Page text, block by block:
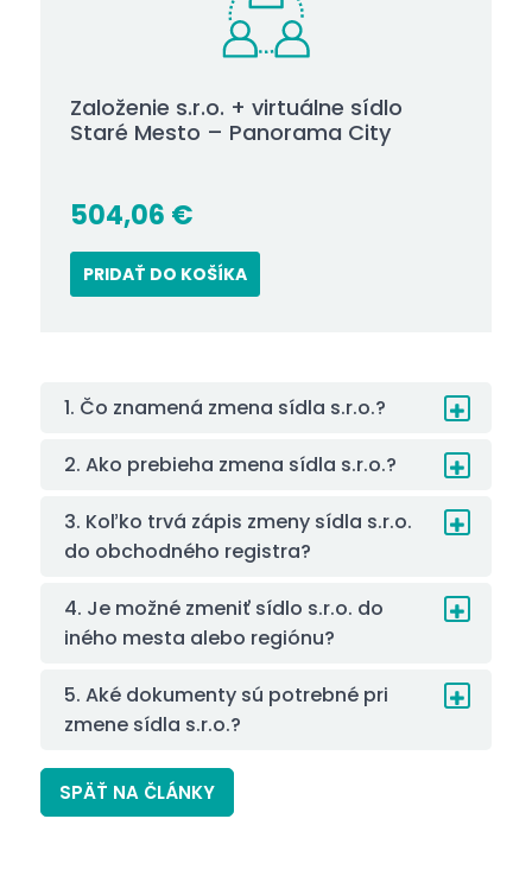
Založenie s.r.o. + virtuálne sídlo
Staré Mesto – Panorama City
504,06 €
PRIDAŤ DO KOŠÍKA
1. Čo znamená zmena sídla s.r.o.?
2. Ako prebieha zmena sídla s.r.o.?
3. Koľko trvá zápis zmeny sídla s.r.o.
do obchodného registra?
4. Je možné zmeniť sídlo s.r.o. do
iného mesta alebo regiónu?
5. Aké dokumenty sú potrebné pri
zmene sídla s.r.o.?
SPÄŤ NA ČLÁNKY